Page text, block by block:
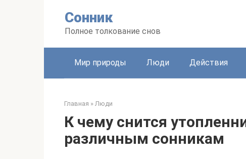
Сонник
Полное толкование снов
Мир природы Люди Действия
Главная » Люди
К чему снится
различным сонникам